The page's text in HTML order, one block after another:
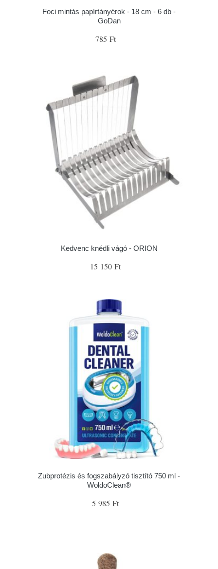
Foci mintás papírtányérok - 18 cm - 6 db -
GoDan
785 Ft
Kedvenc knédli vágó - ORION
15 150 Ft
Zubprotézis és fogszabályzó tisztító 750 ml -
WoldoClean®
5 985 Ft